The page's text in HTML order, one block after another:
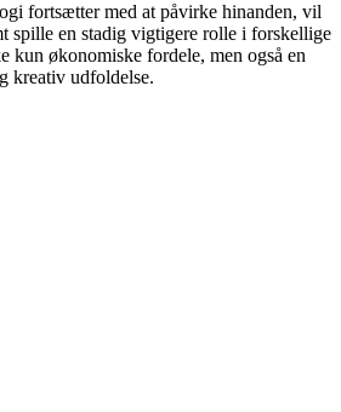
fortsætter med at påvirke hinanden, vil
spille en stadig vigtigere rolle i forskellige
kun økonomiske fordele, men også en
kreativ udfoldelse.